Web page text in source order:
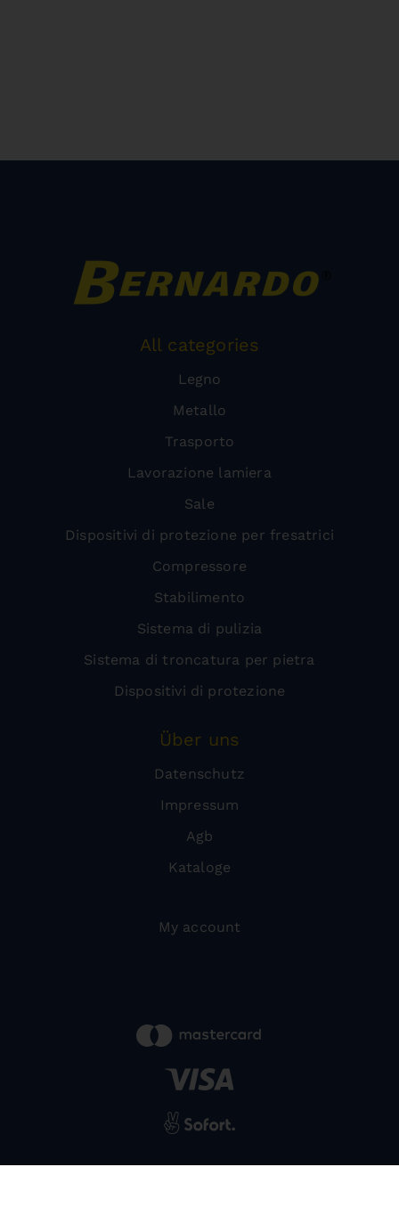
All categories
Legno
Metallo
Trasporto
Lavorazione lamiera
Sale
Dispositivi di protezione per fresatrici
Compressore
Stabilimento
Sistema di pulizia
Sistema di troncatura per pietra
Dispositivi di protezione
Über uns
Datenschutz
Impressum
Agb
Kataloge
My account